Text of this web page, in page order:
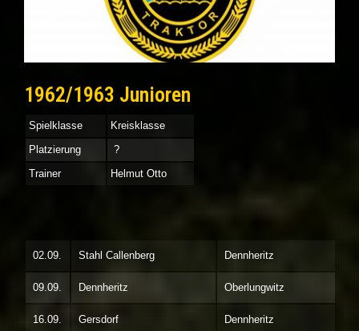
1962/1963 Junioren
Spielklasse
Kreisklasse
Platzierung
?
Trainer
Helmut Otto
02.09. Stahl Callenberg Dennheritz
09.09. Dennheritz Oberlungwitz
16.09. Gersdorf Dennheritz